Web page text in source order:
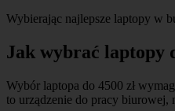
Wybierając najlepsze laptopy w
Jak wybrać laptopy
Wybór laptopa do 4500 zł
to urządzenie do pracy biurowej,